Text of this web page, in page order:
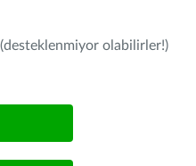
olabilirler!)